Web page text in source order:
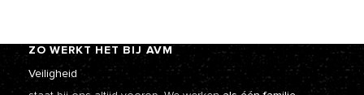
ZO WERKT HET BIJ AVM
Veiligheid